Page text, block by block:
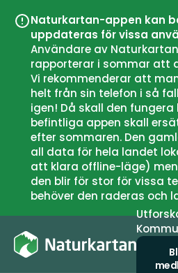
Naturkartan-appen kan
uppdateras för vissa
Användare av
rapporterar i sommar att
Vi rekommenderar att
helt från sin telefon i så
igen! Då skall den fungera
befintliga appen skall
efter sommaren. Den
all data för hela landet
att klara offline-läge)
den blir för stor för vissa
behöver den raderas och